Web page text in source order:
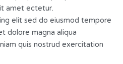
amet ectetur.
elit sed do eiusmod tempore
dolore magna aliqua
quis nostrud exercitation